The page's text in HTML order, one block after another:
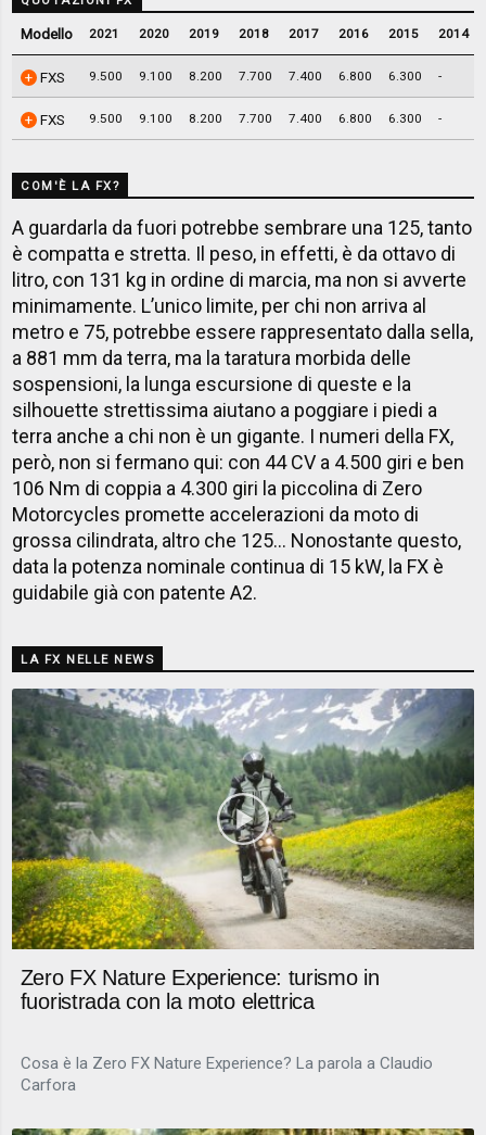
Modello 2021 2020 2019 2018 2017 2016 2015 2014
FXS 9.500 9.100 8.200 7.700 7.400 6.800 6.300 -
FXS 9.500 9.100 8.200 7.700 7.400 6.800 6.300 -
COM'È LA FX?
A guardarla da fuori potrebbe sembrare una 125, tanto
è compatta e stretta. Il peso, in effetti, è da ottavo di
litro, con 131 kg in ordine di marcia, ma non si avverte
minimamente. L’unico limite, per chi non arriva al
metro e 75, potrebbe essere rappresentato dalla sella,
a 881 mm da terra, ma la taratura morbida delle
sospensioni, la lunga escursione di queste e la
silhouette strettissima aiutano a poggiare i piedi a
terra anche a chi non è un gigante. I numeri della FX,
però, non si fermano qui: con 44 CV a 4.500 giri e ben
106 Nm di coppia a 4.300 giri la piccolina di Zero
Motorcycles promette accelerazioni da moto di
grossa cilindrata, altro che 125... Nonostante questo,
data la potenza nominale continua di 15 kW, la FX è
guidabile già con patente A2.
LA FX NELLE NEWS
Zero FX Nature Experience: turismo in
fuoristrada con la moto elettrica
Cosa è la Zero FX Nature Experience? La parola a Claudio
Carfora